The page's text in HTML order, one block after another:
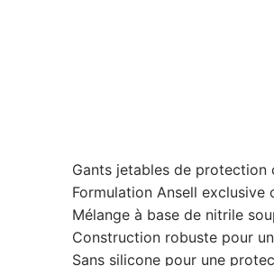
Gants jetables de
Formulation Ansell
Mélange à base de nitrile
Construction robuste pour
Sans silicone pour une